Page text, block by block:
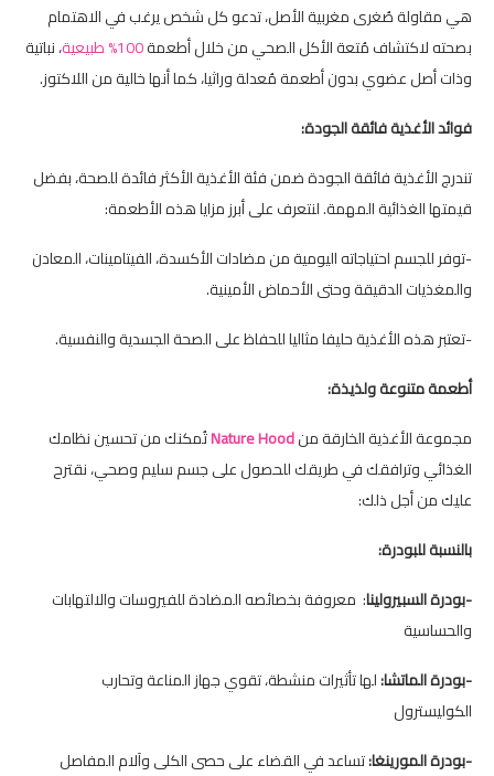
هي مقاولة صُغرى مغربية الأصل، تدعو كل شخص يرغب في الاهتمام
بصحته لاكتشاف مُتعة الأكل الصحي من خلال أطعمة100% طبيعية
، نباتية
وذات أصل عضوي بدون أطعمة مُعدلة وراثيا، كما أنها خالية من اللاكتوز.
فوائد الأغذية فائقة الجودة:
تندرج الأغذية فائقة الجودة ضمن فئة الأغذية الأكثر فائدة للصحة، بفضل
قيمتها الغذائية المهمة. لنتعرف على أبرز مزايا هذه الأطعمة:
-توفر للجسم احتياجاته اليومية من مضادات الأكسدة، الفيتامينات، المعادن
والمغذيات الدقيقة وحتى الأحماض الأمينية.
-تعتبر هذه الأغذية حليفا مثاليا للحفاظ على الصحة الجسدية والنفسية.
أطعمة متنوعة ولذيذة:
مجموعة الأغذية الخارقة منNature Hoodتُمكنك من تحسين نظامك
الغذائي وترافقك في طريقك للحصول على جسم سليم وصحي، نقترح
عليك من أجل ذلك:
بالنسبة للبودرة:
-بودرة السبيرولينا: معروفة بخصائصه المضادة للفيروسات والالتهابات
والحساسية
-بودرة الماتشا:لها تأثيرات منشطة، تقوي جهاز المناعة وتحارب
الكوليسترول
-بودرة المورينغا:تساعد في القضاء على حصى الكلى وآلام المفاصل